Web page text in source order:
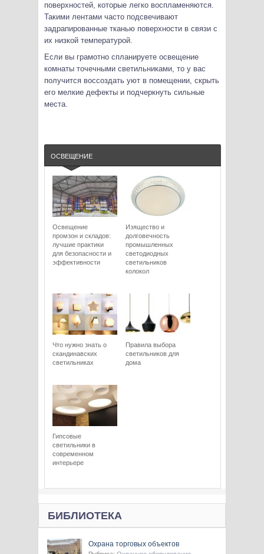
поверхностей, которые легко воспламеняются.
Такими лентами часто подсвечивают
задрапированные тканью поверхности в связи с
их низкой температурой.
Если вы грамотно спланируете освещение
комнаты точечными светильниками, то у вас
получится воссоздать уют в помещении, скрыть
его мелкие дефекты и подчеркнуть сильные
места.
ОСВЕЩЕНИЕ
Освещение
промзон и складов:
лучшие практики
для безопасности и
эффективности
Изящество и
долговечность
промышленных
светодиодных
светильников
колокол
Что нужно знать о
скандинавских
светильниках
Правила выбора
светильников для
дома
Гипсовые
светильники в
современном
интерьере
БИБЛИОТЕКА
Охрана торговых объектов